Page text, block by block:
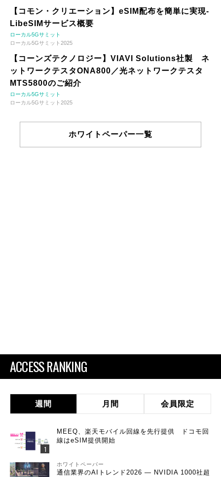
【コモン・クリエーション】eSIM配布を簡単に実現-
LibeSIMサービス概要
ローカル5Gサミット
ローカル5Gサミット2025
【コーンズテクノロジー】VIAVI Solutions社製 ネ
ットワークテスタONA800／光ネットワークテスタ
MTS5800のご紹介
ローカル5Gサミット
ローカル5Gサミット2025
ホワイトペーパー一覧
ACCESS RANKING
週間 月間 会員限定
MEEQ、楽天モバイル回線を先行提供 ドコモ回
線はeSIM提供開始
ホワイトペーパー
通信業界のAIトレンド2026 ― NVIDIA 1000社超